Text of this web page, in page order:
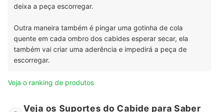
deixa a peça escorregar.
Outra maneira também é pingar uma gotinha de cola
quente em cada ombro dos cabides esperar secar, ela
também vai criar uma aderência e impedirá a peça de
escorregar.
Veja o ranking de produtos
Veja os Suportes do Cabide para Saber